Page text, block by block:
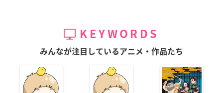
KEYWORDS
みんなが注目しているアニメ・作品たち